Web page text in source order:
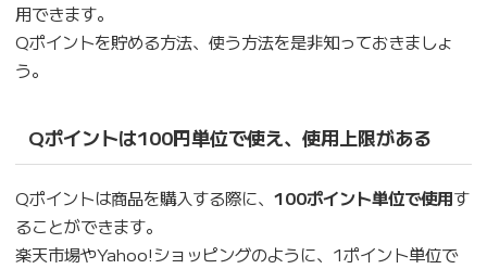
用できます。
Qポイントを貯める方法、使う方法を是非知っておきましょ
う。
Qポイントは100円単位で使え、使用上限がある
Qポイントは商品を購入する際に、 100ポイント単位で使用す
ることができます。
楽天市場やYahoo!ショッピングのように、1ポイント単位で